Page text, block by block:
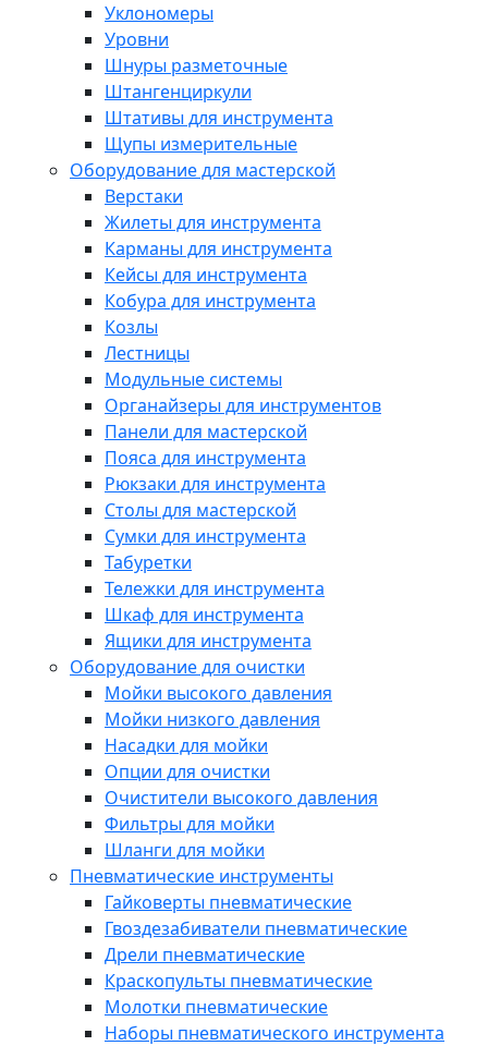
Уклономеры
Уровни
Шнуры разметочные
Штангенциркули
Штативы для инструмента
Щупы измерительные
Оборудование для мастерской
Верстаки
Жилеты для инструмента
Карманы для инструмента
Кейсы для инструмента
Кобура для инструмента
Козлы
Лестницы
Модульные системы
Органайзеры для инструментов
Панели для мастерской
Пояса для инструмента
Рюкзаки для инструмента
Столы для мастерской
Сумки для инструмента
Табуретки
Тележки для инструмента
Шкаф для инструмента
Ящики для инструмента
Оборудование для очистки
Мойки высокого давления
Мойки низкого давления
Насадки для мойки
Опции для очистки
Очистители высокого давления
Фильтры для мойки
Шланги для мойки
Пневматические инструменты
Гайковерты пневматические
Гвоздезабиватели пневматические
Дрели пневматические
Краскопульты пневматические
Молотки пневматические
Наборы пневматического инструмента